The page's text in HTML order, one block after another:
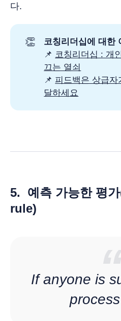
다.
👏
코칭리더십에 대한
📌 코칭리더십 : 개
끄는 열쇠
📌 피드백은 상급자
달하세요
5. 예측 가능한 평
rule)
If anyone is